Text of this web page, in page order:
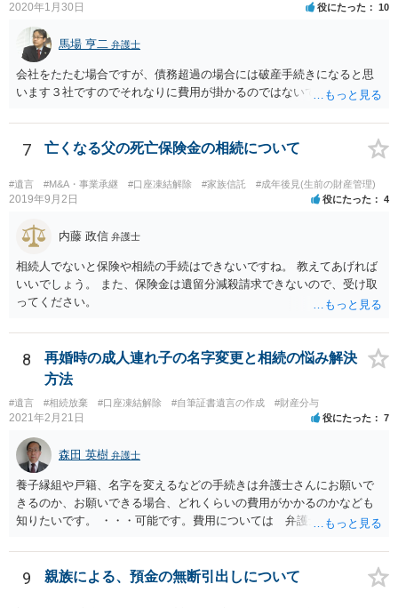
2020年1月30日 役にたった 10
馬場 亨二 弁護士
会社をたたむ場合ですが、債務超過の場合には破産手続きになると思
います３社ですのでそれなりに費用が掛かるのではないでしょうか。
7 亡くなる父の死亡保険金の相続について
#遺言 #M&A・事業承継 #口座凍結解除 #家族信託 #成年後見(生前の財産管理)
2019年9月2日 役にたった 4
内藤 政信 弁護士
相続人でないと保険や相続の手続はできないですね。 教えてあげれば
いいでしょう。 また、保険金は遺留分減殺請求できないので、受け取
ってください。
8
再婚時の成人連れ子の名字変更と相続の悩み解決
方法
#遺言 #相続放棄 #口座凍結解除 #自筆証書遺言の作成 #財産分与
2021年2月21日 役にたった 7
森田 英樹 弁護士
養子縁組や戸籍、名字を変えるなどの手続きは弁護士さんにお願いで
きるのか、お願いできる場合、どれくらいの費用がかかるのかなども
知りたいです。 ・・・可能です。費用については 弁護士と直接面談
ています。 やはり、成人した子のことまでごちゃごちゃ考えず、自分
の事だけ考えるべきなのでしょうか ・・・お子さんの事をまで含め良
い解決案があればお悩みになるのは当然と言えば当然のことです。 彼
9 親族による、預金の無断引出しについて